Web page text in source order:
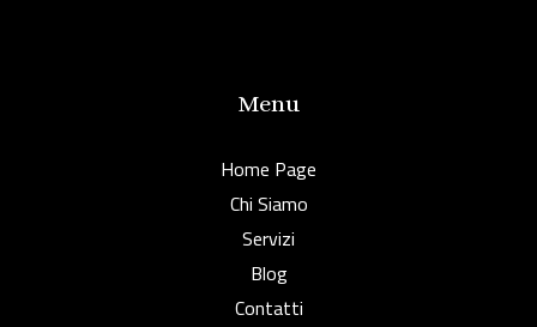
Menu
Home Page
Chi Siamo
Servizi
Blog
Contatti